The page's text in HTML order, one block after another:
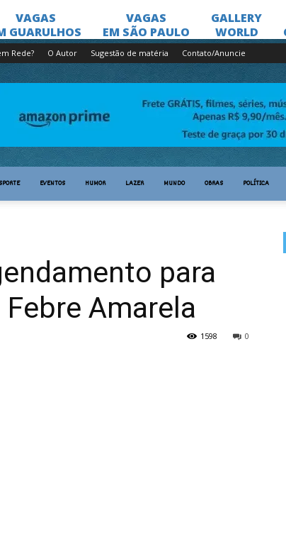
Rede? O Autor Sugestão de matéria Contato/Anuncie
EVENTOS HUMOR LAZER MUNDO OBRAS POLÍTICA
para
Amarela
0
1598